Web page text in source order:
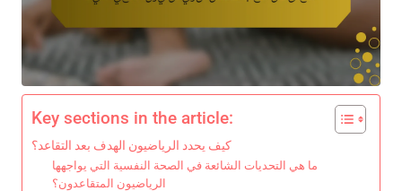
Key sections in the article:
كيف يحدد الرياضيون الهدف بعد التقاعد؟
ما هي التحديات الشائعة في الصحة النفسية التي يواجهها
الرياضيون المتقاعدون؟